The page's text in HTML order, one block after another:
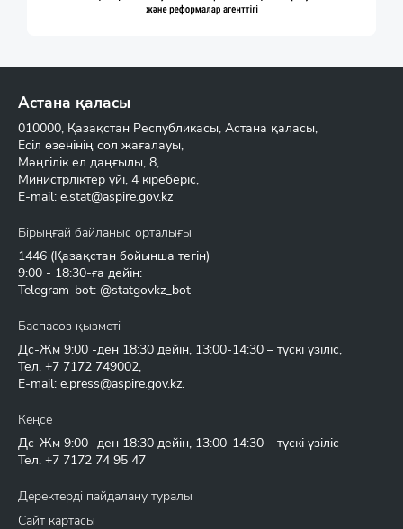
Астана қаласы
010000, Қазақстан Республикасы, Астана қаласы,
Есіл өзенінің сол жағалауы,
Мәңгілік ел даңғылы, 8,
Министрліктер үйі, 4 кіреберіс,
E-mail: e.stat@aspire.gov.kz
Бірыңғай байланыс орталығы
1446 (Қазақстан бойынша тегін)
9:00 - 18:30-ға дейін:
Telegram-bot: @statgovkz_bot
Баспасөз қызметі
Дс-Жм 9:00 -ден 18:30 дейін, 13:00-14:30 – түскі үзіліс,
Тел. +7 7172 749002,
E-mail: e.press@aspire.gov.kz.
Кеңсе
Дс-Жм 9:00 -ден 18:30 дейін, 13:00-14:30 – түскі үзіліс
Тел. +7 7172 74 95 47
Деректерді пайдалану туралы
Сайт картасы